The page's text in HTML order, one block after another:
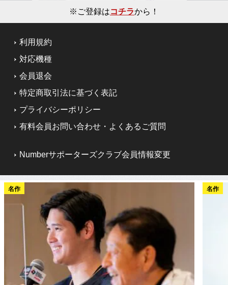
※ご登録はコチラから！
利用規約
対応機種
会員退会
特定商取引法に基づく表記
プライバシーポリシー
有料会員お問い合わせ・よくあるご質問
Numberサポーターズクラブ会員情報変更
名作 名作